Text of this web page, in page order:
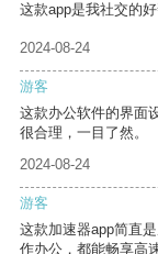
这款app是我社交的
2024-08-24
游客
这款办公软件的界面
很合理，一目了然。
2024-08-24
游客
这款加速器app简直
作办公，都能畅享高